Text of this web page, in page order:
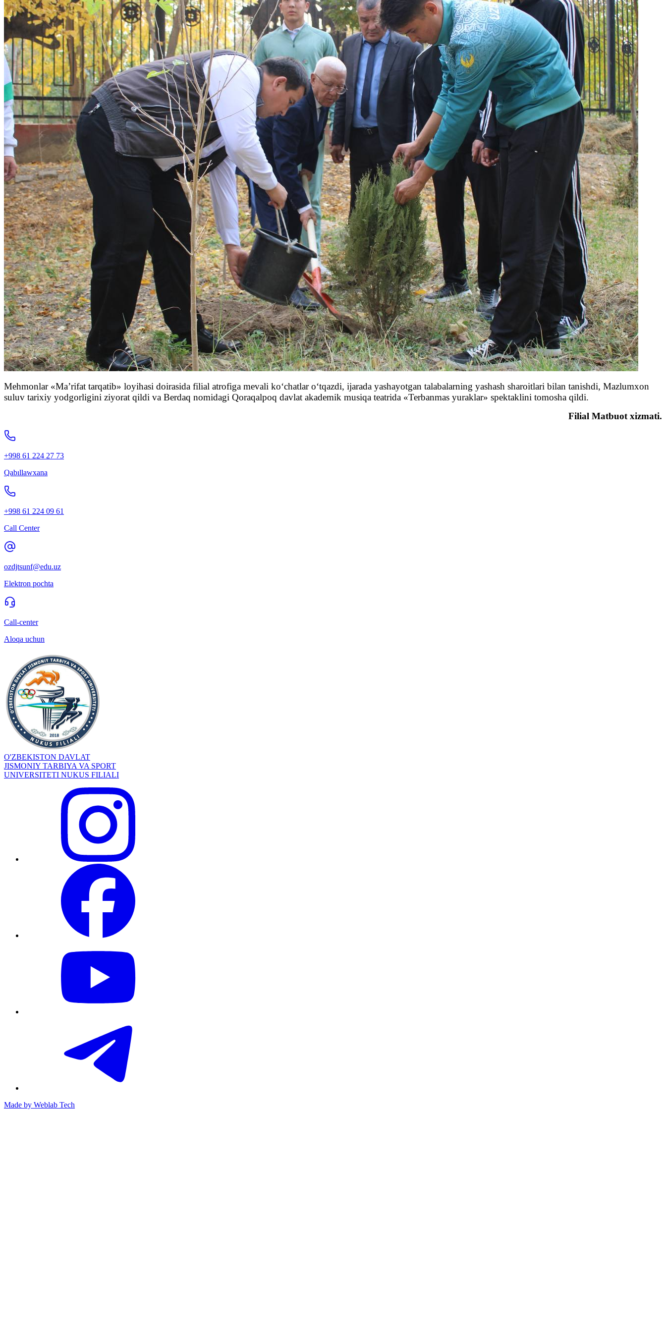
Mehmonlar «Ma’rifat tarqatib» loyihasi doirasida filial atrofiga mevali ko‘chatlar o‘tqazdi, ijarada yashayotgan talabalarning yashash sharoitlari bilan tanishdi, Mazlumxon
suluv tarixiy yodgorligini ziyorat qildi va Berdaq nomidagi Qoraqalpoq davlat akademik musiqa teatrida «Terbanmas yuraklar» spektaklini tomosha qildi.
Filial Matbuot xizmati.
+998 61 224 27 73
Qabıllawxana
+998 61 224 09 61
Call Center
ozdjtsunf@edu.uz
Elektron pochta
Call-center
Aloqa uchun
O'ZBEKISTON DAVLAT
JISMONIY TARBIYA VA SPORT
UNIVERSITETI NUKUS FILIALI
Made by Weblab Tech